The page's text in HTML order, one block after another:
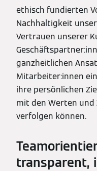
ethisch fundierten
Nachhaltigkeit
Vertrauen unserer
ganzheitlichen
Mitarbeiter:innen
ihre persönlichen
mit den Werten und
verfolgen können.
transparent,